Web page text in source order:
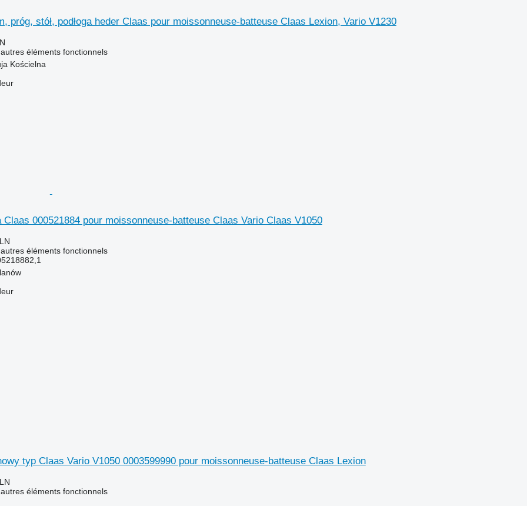
próg, stół, podłoga heder Claas pour moissonneuse-batteuse Claas Lexion, Vario V1230
éléments fonctionnels
Kościelna
Claas 000521884 pour moissonneuse-batteuse Claas Vario Claas V1050
éléments fonctionnels
typ Claas Vario V1050 0003599990 pour moissonneuse-batteuse Claas Lexion
éléments fonctionnels